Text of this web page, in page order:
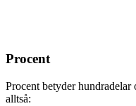
Procent
Procent betyder
alltså: